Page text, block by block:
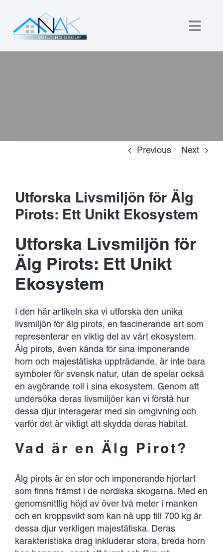
content
Commercial
Contact Us
Previous Next
Utforska Livsmiljön för Älg
Pirots: Ett Unikt Ekosystem
Utforska Livsmiljön för
Älg Pirots: Ett Unikt
Ekosystem
I den här artikeln ska vi utforska den unika
livsmiljön för älg pirots, en fascinerande art som
representerar en viktig del av vårt ekosystem.
Älg pirots, även kända för sina imponerande
horn och majestätiska uppträdande, är inte bara
symboler för svensk natur, utan de spelar också
en avgörande roll i sina ekosystem. Genom att
undersöka deras livsmiljöer kan vi förstå hur
dessa djur interagerar med sin omgivning och
varför det är viktigt att skydda deras habitat.
Vad är en Älg Pirot?
Älg pirots är en stor och imponerande hjortart
som finns främst i de nordiska skogarna. Med en
genomsnittlig höjd av över två meter i manken
och en kroppsvikt som kan nå upp till 700 kg är
dessa djur verkligen majestätiska. Deras
karakteristiska drag inkluderar stora, breda horn